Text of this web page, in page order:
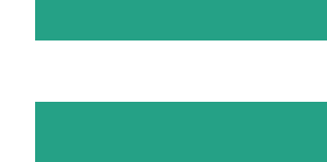
10 सेमी) से